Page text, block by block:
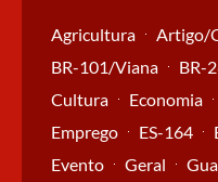
Agricultura Artigo/
BR-101/Viana
BR-
Cultura
Economia
Emprego
ES-164
Evento
Geral